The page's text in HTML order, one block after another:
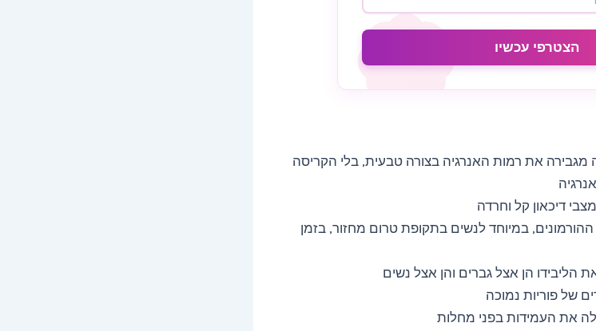
הצטרפי עכשיו
את רמות האנרגיה בצורה טבעית, בלי הקריסה
דיכאון קל וחרדה
במיוחד לנשים בתקופת טרום מחזור, בזמן
הליבידו הן אצל גברים והן אצל נשים
של פוריות נמוכה
את העמידות בפני מחלות